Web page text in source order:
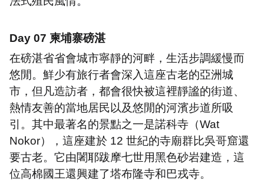
Day 07 柬埔寨磅湛
在磅湛省省會城市寧靜的河畔，生活步調緩慢而
悠閒。鮮少有旅行者會深入這座古老的亞洲城
市，但凡造訪者，都會很快被這裡靜謐的街道、
熱情友善的當地居民以及悠閒的河濱步道所吸
引。其中最著名的景點之一是諾科寺（Wat
Nokor），這座建於 12 世紀的寺廟群比吳哥窟還
要古老。它由闍耶跋摩七世用黑色砂岩建造，這
位高棉國王還興建了塔布隆寺和巴戎寺。